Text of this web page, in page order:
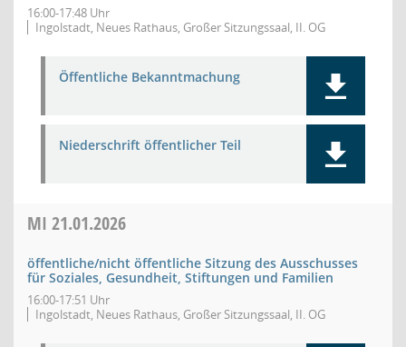
16:00-17:48 Uhr
Ingolstadt, Neues Rathaus, Großer Sitzungssaal, II. OG
Öffentliche Bekanntmachung
Niederschrift öffentlicher Teil
MI 21.01.2026
öffentliche/nicht öffentliche Sitzung des Ausschusses
für Soziales, Gesundheit, Stiftungen und Familien
16:00-17:51 Uhr
Ingolstadt, Neues Rathaus, Großer Sitzungssaal, II. OG